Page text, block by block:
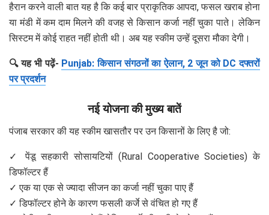
हैरान करने वाली बात यह है कि कई बार प्राकृतिक आपदा, फसल खराब होना
या मंडी में कम दाम मिलने की वजह से किसान कर्जा नहीं चुका पाते। लेकिन
सिस्टम में कोई राहत नहीं होती थी। अब यह स्कीम उन्हें दूसरा मौका देगी।
🔍 यह भी पढ़ें- Punjab: किसान संगठनों का ऐलान, 2 जून को DC दफ्तरों
पर प्रदर्शन
नई योजना की मुख्य बातें
पंजाब सरकार की यह स्कीम खासतौर पर उन किसानों के लिए है जो:
✓ पेंडू सहकारी सोसायटियों (Rural Cooperative Societies) के
डिफॉल्टर हैं
✓ एक या एक से ज्यादा सीजन का कर्जा नहीं चुका पाए हैं
✓ डिफॉल्टर होने के कारण फसली कर्जे से वंचित हो गए हैं